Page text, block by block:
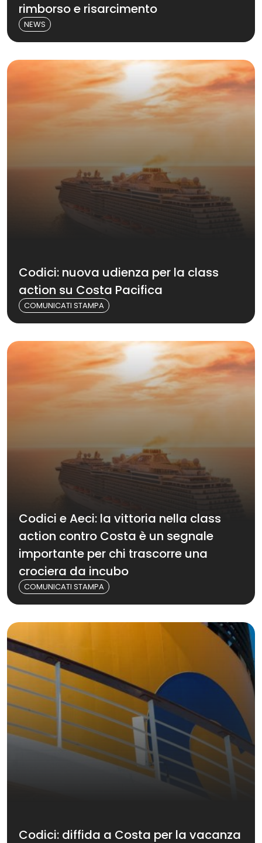
rimborso e risarcimento
NEWS
Codici: nuova udienza per la class
action su Costa Pacifica
COMUNICATI STAMPA
Codici e Aeci: la vittoria nella class
action contro Costa è un segnale
importante per chi trascorre una
crociera da incubo
COMUNICATI STAMPA
Codici: diffida a Costa per la vacanza